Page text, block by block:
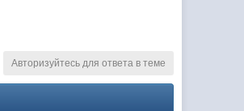
Авторизуйтесь для ответа в теме